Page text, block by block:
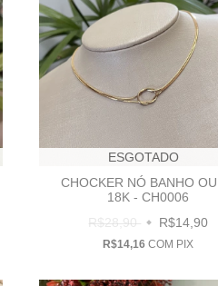
ESGOTADO
CHOCKER NÓ BANHO
18K - CH0006
R$28,90
R$14,90
R$14,16COM PIX